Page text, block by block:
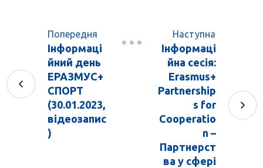
Попередня
Інформаці
йний день
ЕРАЗМУС+
СПОРТ
(30.01.2023,
відеозапис
)
Наступна
Інформаці
йна сесія:
Erasmus+
Partnership
s for
Cooperatio
n –
Партнерст
ва у сфері